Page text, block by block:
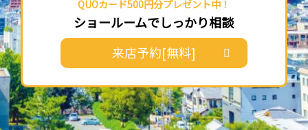
QUOカード500円分プレゼント中！
ショールームでしっかり相談
来店予約[無料]